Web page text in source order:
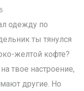
одежду по
ты тянулся
желтой кофте?
твое настроение,
другие. Но